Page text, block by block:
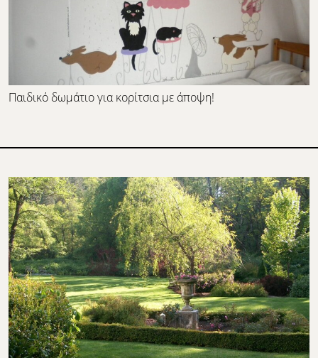
Παιδικό δωμάτιο για κορίτσια με άποψη!